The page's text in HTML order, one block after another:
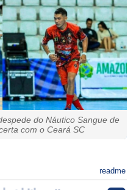
do Náutico Sangue de
com o Ceará SC
readme